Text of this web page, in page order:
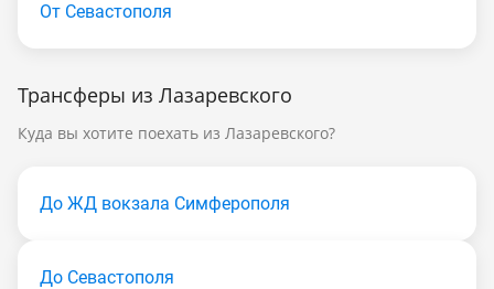
От Севастополя
Трансферы из Лазаревского
Куда вы хотите поехать из Лазаревского?
До ЖД вокзала Симферополя
До Севастополя